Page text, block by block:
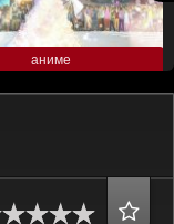
аниме